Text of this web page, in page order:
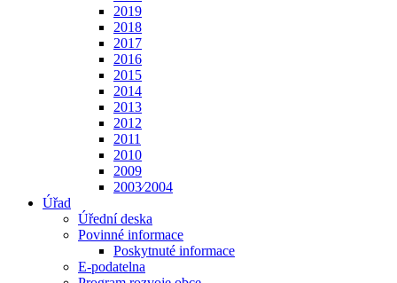
2019
2018
2017
2016
2015
2014
2013
2012
2011
2010
2009
2003⁄2004
Úřad
Úřední deska
Povinné informace
Poskytnuté informace
E-podatelna